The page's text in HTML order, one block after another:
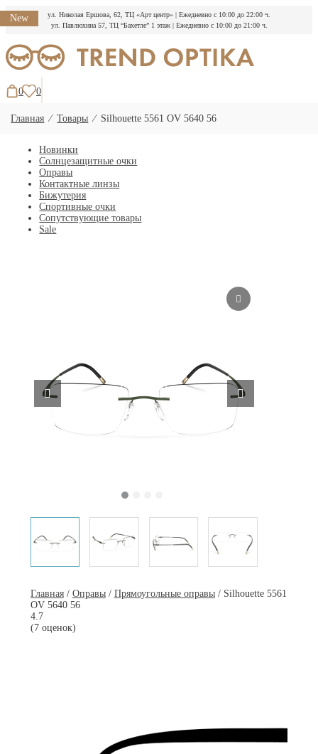
ул. Николая Ершова, 62, ТЦ «Арт центр» | Ежедневно с 10:00 до 22:00 ч.
ул. Павлюхина 57, ТЦ “Бахетле” 1 этаж | Ежедневно с 10:00 до 21:00 ч.
к
содержимому
0 0
Главная ⁄Товары ⁄ Silhouette 5561 OV 5640 56
Новинки
Солнцезащитные очки
Оправы
Контактные линзы
Бижутерия
Спортивные очки
Сопутствующие товары
Sale
New
Главная/ Оправы/ Прямоугольные оправы/ Silhouette 5561
OV 5640 56
4.7
(7 оценок)